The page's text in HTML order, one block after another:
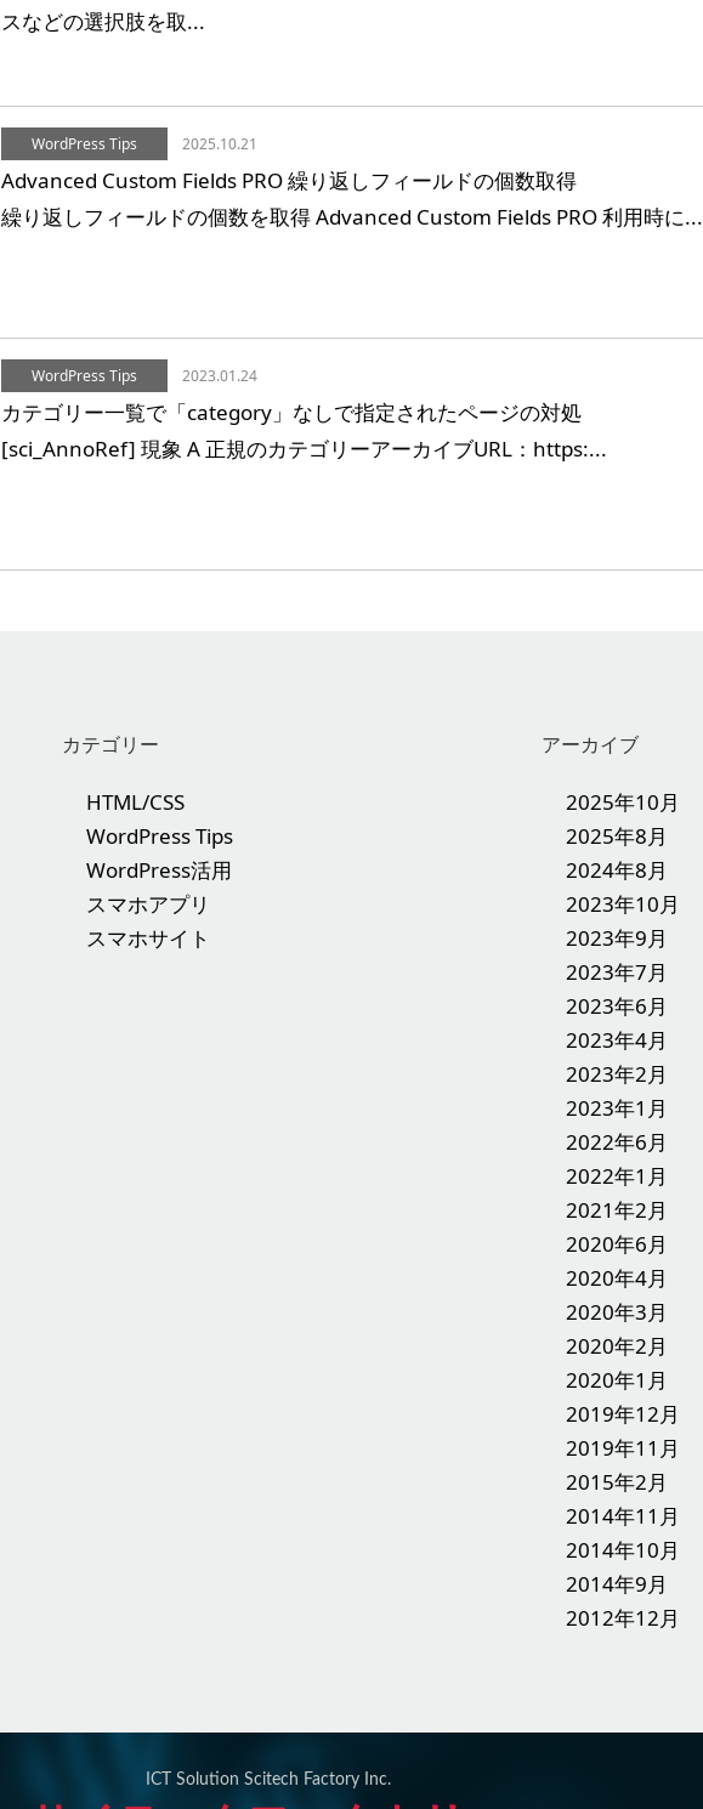
スなどの選択肢を取...
WordPress Tips 2025.10.21
Advanced Custom Fields PRO 繰り返しフィールドの個数取得
繰り返しフィールドの個数を取得 Advanced Custom Fields PRO 利用時に...
WordPress Tips 2023.01.24
カテゴリー一覧で「category」なしで指定されたページの対処
[sci_AnnoRef] 現象 A 正規のカテゴリーアーカイブURL：https:...
カテゴリー
HTML/CSS
WordPress Tips
WordPress活用
スマホアプリ
スマホサイト
アーカイブ
2025年10月
2025年8月
2024年8月
2023年10月
2023年9月
2023年7月
2023年6月
2023年4月
2023年2月
2023年1月
2022年6月
2022年1月
2021年2月
2020年6月
2020年4月
2020年3月
2020年2月
2020年1月
2019年12月
2019年11月
2015年2月
2014年11月
2014年10月
2014年9月
2012年12月
ICT Solution Scitech Factory Inc.